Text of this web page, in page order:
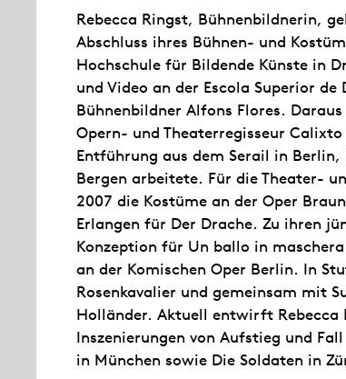
Rebecca Ringst, Bühnenbildnerin,
Abschluss ihres Bühnen- und
Hochschule für Bildende Künste in
und Video an der Escola Superior
Bühnenbildner Alfons Flores.
Opern- und Theaterregisseur
Entführung aus dem Serail in
Bergen arbeitete. Für die Theater-
2007 die Kostüme an der Oper
Erlangen für Der Drache. Zu ihren
Konzeption für Un ballo in
an der Komischen Oper Berlin. In
Rosenkavalier und gemeinsam mit
Holländer. Aktuell entwirft
Inszenierungen von Aufstieg und
in München sowie Die Soldaten in